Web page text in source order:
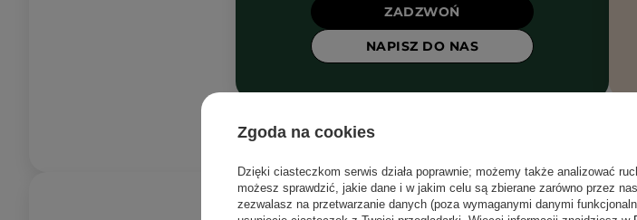
ZADZWOŃ
NAPISZ DO NAS
Zgoda na cookies
Dzięki ciasteczkom serwis działa poprawnie; możemy także analizować
możesz sprawdzić, jakie dane i w jakim celu są zbierane zarówno przez
zezwalasz na przetwarzanie danych (poza wymaganymi danymi